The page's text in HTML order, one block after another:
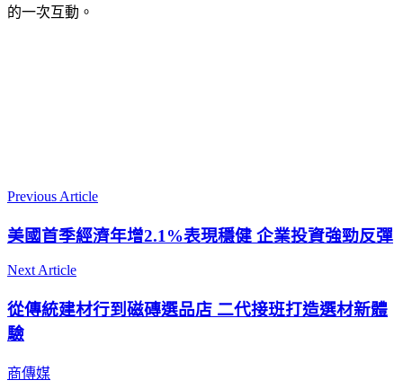
的一次互動。
Previous Article
美國首季經濟年增2.1%表現穩健 企業投資強勁反彈
Next Article
從傳統建材行到磁磚選品店 二代接班打造選材新體
驗
商傳媒